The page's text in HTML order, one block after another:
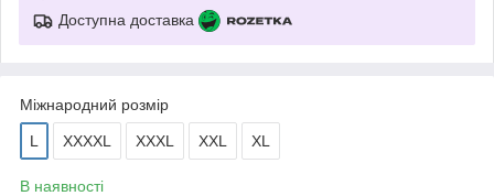
Доступна доставка
Міжнародний розмір
L XXXXL XXXL XXL XL
В наявності